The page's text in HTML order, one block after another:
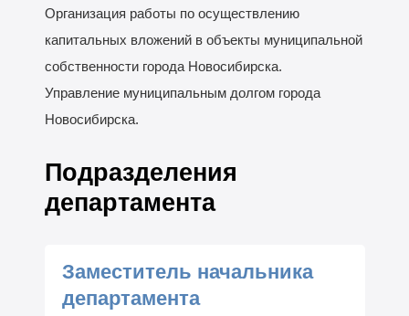
Организация работы по осуществлению
капитальных вложений в объекты муниципальной
собственности города Новосибирска.
Управление муниципальным долгом города
Новосибирска.
Подразделения
департамента
Заместитель начальника
департамента